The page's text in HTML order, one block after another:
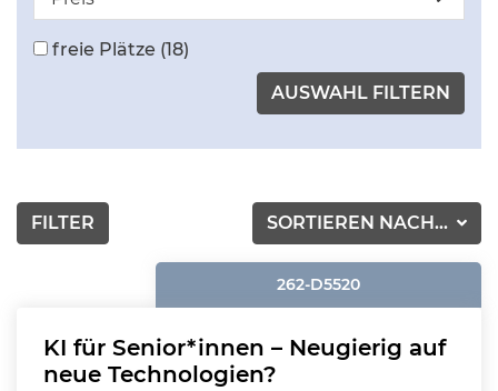
freie Plätze (18)
SORTIEREN NACH...
FILTER
262-D5520
KI für Senior*innen – Neugierig auf
neue Technologien?